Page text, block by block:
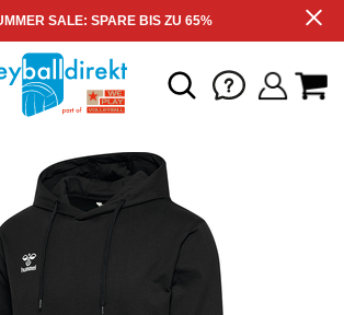
SALE: SPARE BIS ZU 65%